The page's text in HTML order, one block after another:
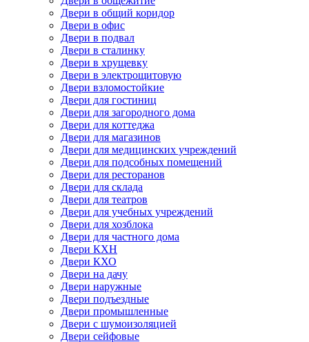
Двери в общий коридор
Двери в офис
Двери в подвал
Двери в сталинку
Двери в хрущевку
Двери в электрощитовую
Двери взломостойкие
Двери для гостиниц
Двери для загородного дома
Двери для коттеджа
Двери для магазинов
Двери для медицинских учреждений
Двери для подсобных помещений
Двери для ресторанов
Двери для склада
Двери для театров
Двери для учебных учреждений
Двери для хозблока
Двери для частного дома
Двери КХН
Двери КХО
Двери на дачу
Двери наружные
Двери подъездные
Двери промышленные
Двери с шумоизоляцией
Двери сейфовые